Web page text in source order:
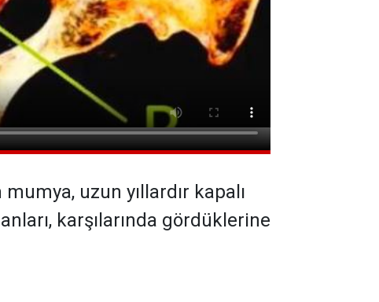
uzun yıllardır kapalı
karşılarında gördüklerine